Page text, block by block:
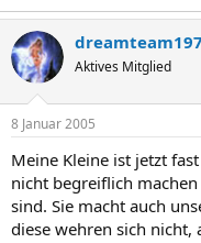
Aktives Mitglied
8 Januar 2005
Meine Kleine ist jetzt
nicht begreiflich
sind. Sie macht auch
diese wehren sich